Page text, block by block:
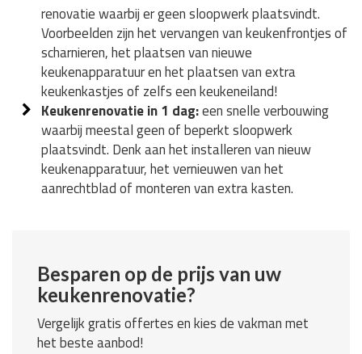
renovatie waarbij er geen sloopwerk plaatsvindt.
Voorbeelden zijn het vervangen van keukenfrontjes of
scharnieren, het plaatsen van nieuwe
keukenapparatuur en het plaatsen van extra
keukenkastjes of zelfs een keukeneiland!
Keukenrenovatie in 1 dag:een snelle verbouwing
waarbij meestal geen of beperkt sloopwerk
plaatsvindt. Denk aan het installeren van nieuw
keukenapparatuur, het vernieuwen van het
aanrechtblad of monteren van extra kasten.
Besparen op de prijs van uw
keukenrenovatie?
Vergelijk gratis offertes en kies de vakman met
het beste aanbod!